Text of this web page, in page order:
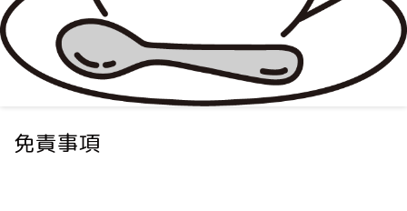
免責事項